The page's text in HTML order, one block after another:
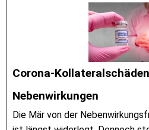
Corona-
Nebenwirkungen
Die Mär von der